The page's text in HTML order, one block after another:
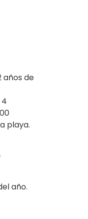
años de
playa.
año.